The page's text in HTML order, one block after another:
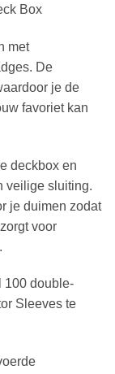
Box
met
De
je de
favoriet kan
deckbox en
veilige sluiting.
je duimen zodat
voor
100 double-
Sleeves te